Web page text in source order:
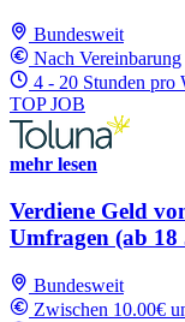
Bundesweit
Nach Vereinbarung
4 - 20 Stunden pro
TOP JOB
mehr lesen
Verdiene Geld
Umfragen (ab 18
Bundesweit
Zwischen 10.00€